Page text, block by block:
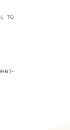
то